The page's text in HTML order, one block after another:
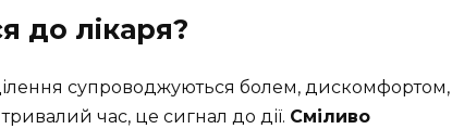
до лікаря?
супроводжуються болем, дискомфортом,
час, це сигнал до дії. Сміливо